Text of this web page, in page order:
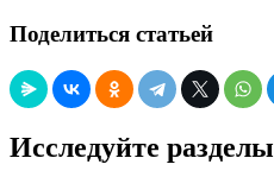
Поделиться статьей
Исследуйте разделы